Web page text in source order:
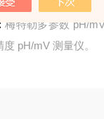
梅特勒多参数 pH/
pH/mV 测量仪。